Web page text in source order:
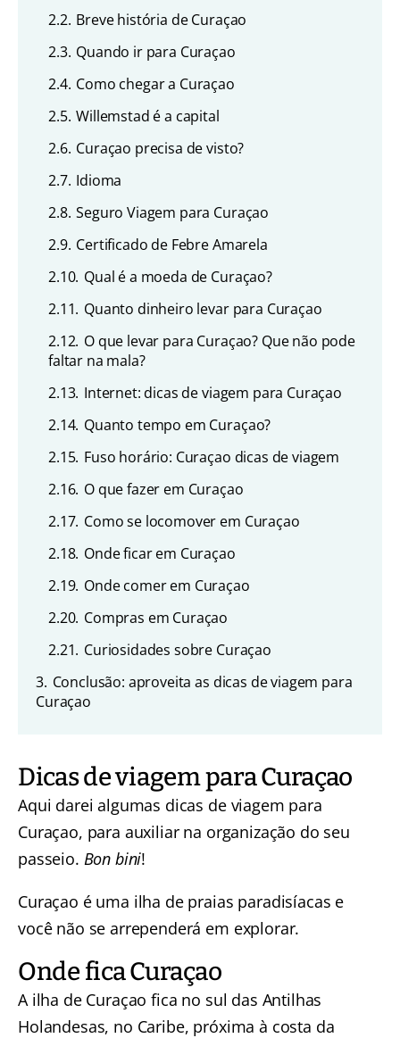
2.2. Breve história de Curaçao
2.3. Quando ir para Curaçao
2.4. Como chegar a Curaçao
2.5. Willemstad é a capital
2.6. Curaçao precisa de visto?
2.7. Idioma
2.8. Seguro Viagem para Curaçao
2.9. Certificado de Febre Amarela
2.10. Qual é a moeda de Curaçao?
2.11. Quanto dinheiro levar para Curaçao
2.12. O que levar para Curaçao? Que não pode
faltar na mala?
2.13. Internet: dicas de viagem para Curaçao
2.14. Quanto tempo em Curaçao?
2.15. Fuso horário: Curaçao dicas de viagem
2.16. O que fazer em Curaçao
2.17. Como se locomover em Curaçao
2.18. Onde ficar em Curaçao
2.19. Onde comer em Curaçao
2.20. Compras em Curaçao
2.21. Curiosidades sobre Curaçao
3. Conclusão: aproveita as dicas de viagem para
Curaçao
Dicas de viagem para Curaçao
Aqui darei algumas dicas de viagem para
Curaçao, para auxiliar na organização do seu
passeio. Bon bini!
Curaçao é uma ilha de praias paradisíacas e
você não se arrependerá em explorar.
Onde fica Curaçao
A ilha de Curaçao fica no sul das Antilhas
Holandesas, no Caribe, próxima à costa da